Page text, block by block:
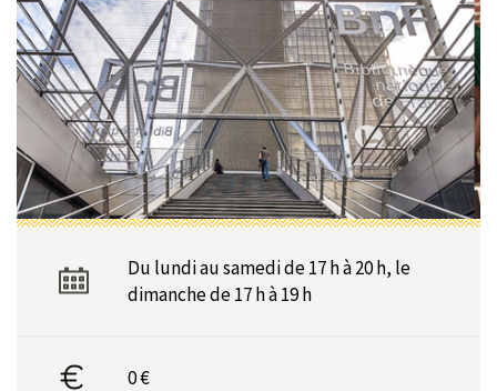
Du lundi au samedi de 17 h à 20 h, le
dimanche de 17 h à 19 h
0 €